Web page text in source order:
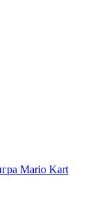
Mario Kart